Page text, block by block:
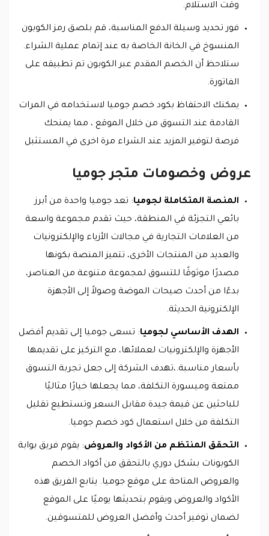
وقت الاستلام.
فور تحديد وسيلة الدفع المناسبة، قم بلصق رمز الكوبون
المنسوخ في الخانة الخاصة به عند إتمام عملية الشراء.
ستلاحظ أن الخصم المقدم عبر الكوبون تم تطبيقه على
الفاتورة.
يمكنك الاحتفاظ بكود خصم جوميا لاستخدامه في المرات
القادمة عند التسوق من خلال الموقع ، مما يمنحك
فرصة لتوفير المزيد عند الشراء مرة اخرى في المستثبل
عروض وخصومات متجر جوميا
المنصة المتكاملة لجوميا: تعد جوميا واحدة من أبرز
بائعي التجزئة في المنطقة، حيث تقدم مجموعة واسعة
من العلامات التجارية في مجالات الأزياء والإلكترونيات
والعديد من المنتجات الأخرى، تتميز المنصة بكونها
مصدرًا موثوقًا للتسوق لمجموعة متنوعة من العناصر،
بدءًا من أحدث صيحات الموضة وصولاً إلى الأجهزة
الإلكترونية الحديثة.
الهدف الأساسي لجوميا: تسعى جوميا إلى تقديم أفضل
الأجهزة والإلكترونيات لعملائها، مع التركيز على تقديمها
بأسعار مناسبة.،تهدف الشركة إلى جعل تجربة التسوق
ممتعة وميسورة التكلفة، مما يجعلها خيارًا مثاليًا
للباحثين عن قيمة جيدة مقابل السعر وتستطيع تقليل
التكلفة من خلال استعمال كود خصم جوميا.
التحقق المنتظم من الأكواد والعروض: يقوم فريق بوابة
الكوبونات بشكل دوري بالتحقق من أكواد الخصم
والعروض المتاحة على موقع جوميا. يتابع الفريق هذه
الأكواد والعروض ويقوم بتحديثها يوميًا على الموقع
لضمان توفير أحدث وأفضل العروض للمتسوقين.